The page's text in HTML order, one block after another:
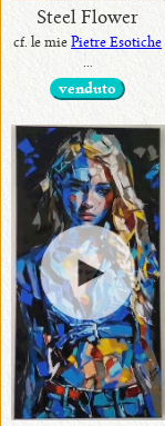
Steel Flower
cf. le miePietre Esotiche
...
venduto